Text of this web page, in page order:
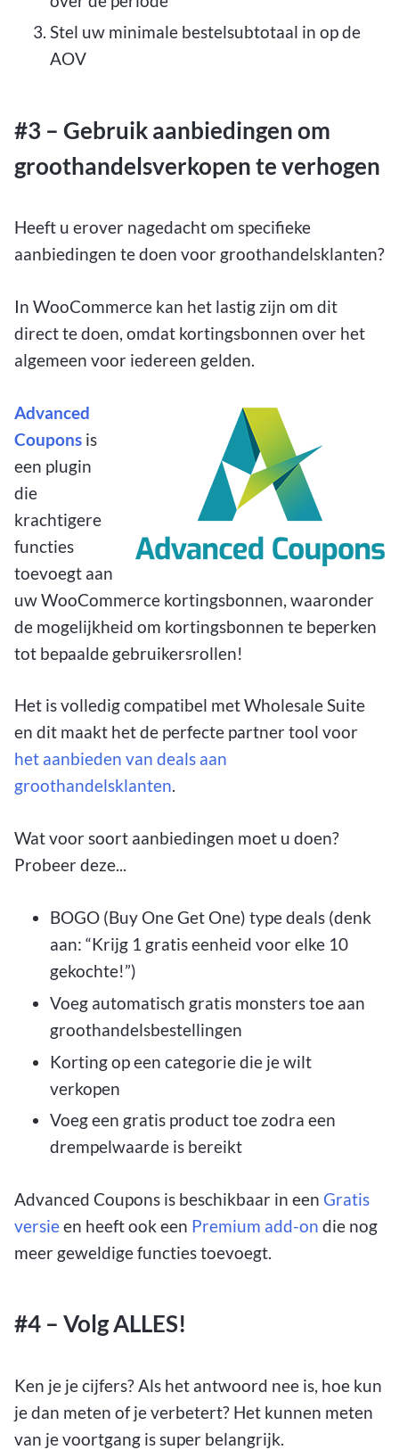
Stel uw minimale bestelsubtotaal in op de
AOV
#3 – Gebruik aanbiedingen om
groothandelsverkopen te verhogen
Heeft u erover nagedacht om specifieke
aanbiedingen te doen voor groothandelsklanten?
In WooCommerce kan het lastig zijn om dit
direct te doen, omdat kortingsbonnen over het
algemeen voor iedereen gelden.
Advanced
Coupons is
een plugin
die
krachtigere
functies
toevoegt aan
uw WooCommerce kortingsbonnen, waaronder
de mogelijkheid om kortingsbonnen te beperken
tot bepaalde gebruikersrollen!
Het is volledig compatibel met Wholesale Suite
en dit maakt het de perfecte partner tool voor
het aanbieden van deals aan
groothandelsklanten.
Wat voor soort aanbiedingen moet u doen?
Probeer deze...
BOGO (Buy One Get One) type deals (denk
aan: “Krijg 1 gratis eenheid voor elke 10
gekochte!”)
Voeg automatisch gratis monsters toe aan
groothandelsbestellingen
Korting op een categorie die je wilt
verkopen
Voeg een gratis product toe zodra een
drempelwaarde is bereikt
Advanced Coupons is beschikbaar in een Gratis
versieen heeft ook een Premium add-on die nog
meer geweldige functies toevoegt.
#4 – Volg ALLES!
Ken je je cijfers? Als het antwoord nee is, hoe kun
je dan meten of je verbetert? Het kunnen meten
van je voortgang is super belangrijk.